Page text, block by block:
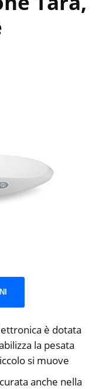
è dotata
la pesata
si muove
anche nella